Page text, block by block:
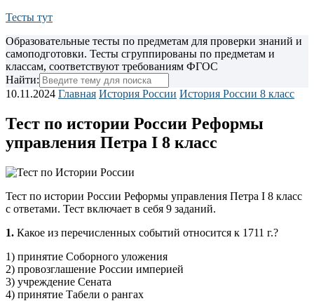
Тесты тут
Образовательные тесты по предметам для проверки знаний и
самоподготовки. Тесты сгруппированы по предметам и
классам, соответствуют требованиям ФГОС
Найти:
10.11.2024 Главная История России История России 8 класс
Тест по истории России Реформы
управления Петра I 8 класс
Тест по истории России Реформы управления Петра I 8 класс
с ответами. Тест включает в себя 9 заданий.
1. Какое из перечисленных событий относится к 1711 г.?
1) принятие Соборного уложения
2) провозглашение России империей
3) учреждение Сената
4) принятие Табели о рангах